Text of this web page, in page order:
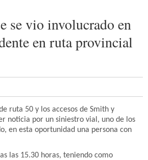
se vio involucrado en
en ruta provincial
ruta 50 y los accesos de Smith y
noticia por un siniestro vial, uno de los
en esta oportunidad una persona con
las 15.30 horas, teniendo como